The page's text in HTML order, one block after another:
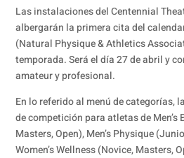
Las instalaciones del Centennial
albergarán la primera cita del
(Natural Physique & Athletics
temporada. Será el día 27 de abril y
amateur y profesional.
En lo referido al menú de categorías,
de competición para atletas de
Masters, Open), Men’s Physique
Women’s Wellness (Novice, Masters,